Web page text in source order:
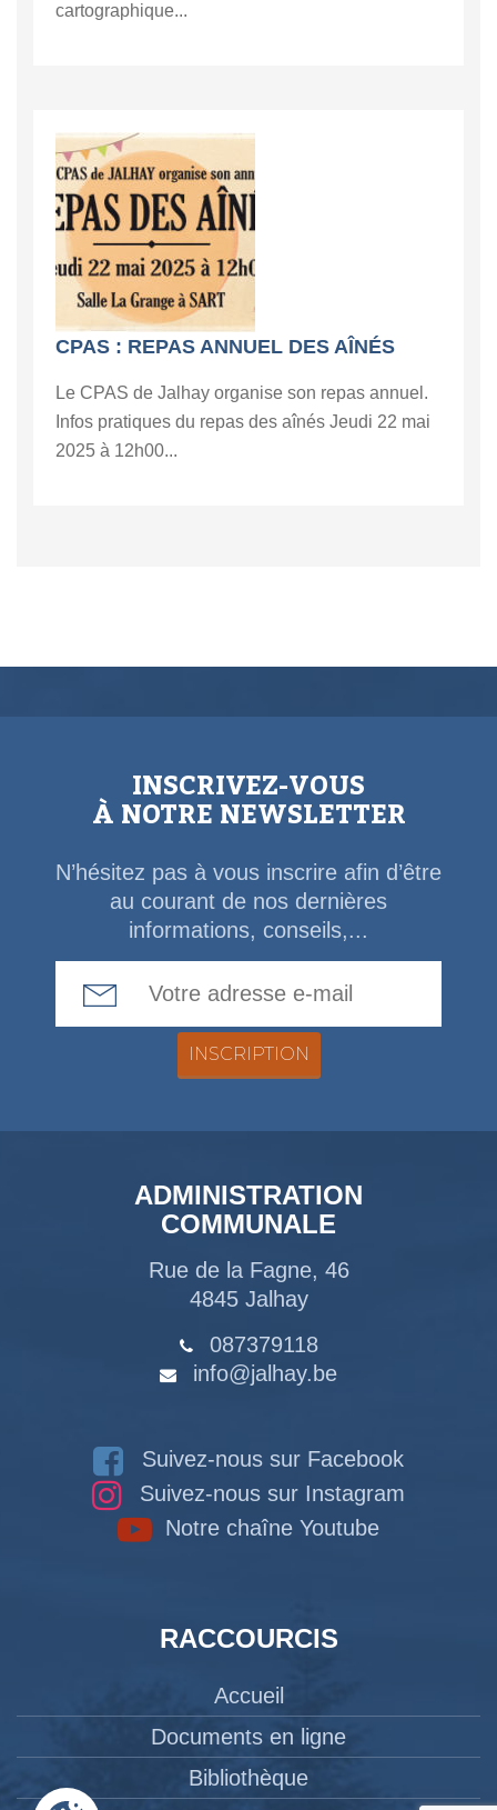
cartographique...
CPAS : REPAS ANNUEL DES AÎNÉS
Le CPAS de Jalhay organise son repas annuel.
Infos pratiques du repas des aînés Jeudi 22 mai
2025 à 12h00...
INSCRIVEZ-VOUS
À NOTRE NEWSLETTER
N’hésitez pas à vous inscrire afin d’être
au courant de nos dernières
informations, conseils,...
ADMINISTRATION
COMMUNALE
Rue de la Fagne, 46
4845 Jalhay
087379118
info@jalhay.be
Suivez-nous sur Facebook
Suivez-nous sur Instagram
Notre chaîne Youtube
RACCOURCIS
Accueil
Documents en ligne
Bibliothèque